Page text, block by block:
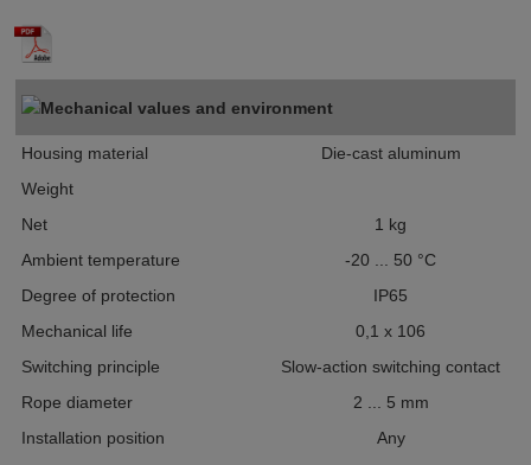
Mechanical values and environment
Housing material
Die-cast aluminum
Weight
Net
1 kg
Ambient temperature
-20 ... 50 °C
Degree of protection
IP65
Mechanical life
0,1 x 106
Switching principle
Slow-action switching contact
Rope diameter
2 ... 5 mm
Installation position
Any